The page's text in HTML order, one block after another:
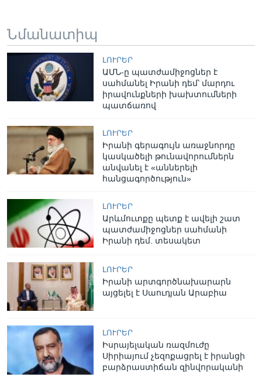
Նմանատիպ
ԼՈՒՐԵՐ
ԱՄՆ-ը պատժամիջոցներ է
սահմանել Իրանի դեմ՝ մարդու
իրավունքների խախտումների
պատճառով
ԼՈՒՐԵՐ
Իրանի գերագույն առաջնորդը
կասկածելի թունավորումներն
անվանել է «աններելի
հանցագործություն»
ԼՈՒՐԵՐ
Արևմուտքը պետք է ավելի շատ
պատժամիջոցներ սահմանի
Իրանի դեմ. տեսակետ
ԼՈՒՐԵՐ
Իրանի արտգործնախարարն
այցելել է Սաուդյան Արաբիա
ԼՈՒՐԵՐ
Իսրայելական ռազմուժը
Սիրիայում չեզոքացրել է իրանցի
բարձրաստիճան զինվորականի